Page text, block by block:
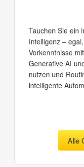
Tauchen Sie ein
Intelligenz –
Vorkenntnisse
Generative AI
nutzen und
intelligente
Alle